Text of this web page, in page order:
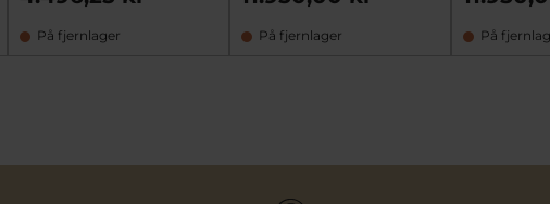
På fjernlager På fjernlager På